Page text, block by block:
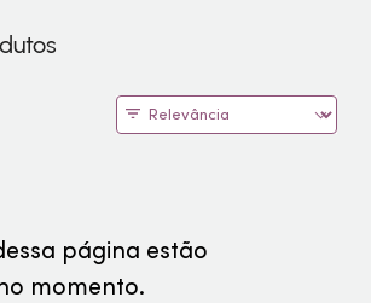
página estão
momento.